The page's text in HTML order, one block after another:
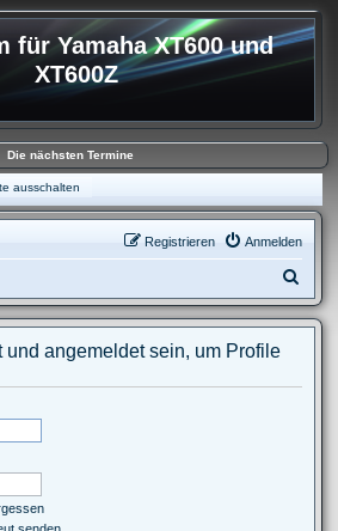
für Yamaha XT600 und
XT600Z
Die nächsten Termine
ausschalten
Anmelden
Registrieren
u
e
und angemeldet sein, um Profile